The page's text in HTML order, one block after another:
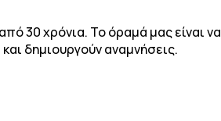
30 χρόνια. Το όραμά μας είναι να
δημιουργούν αναμνήσεις.